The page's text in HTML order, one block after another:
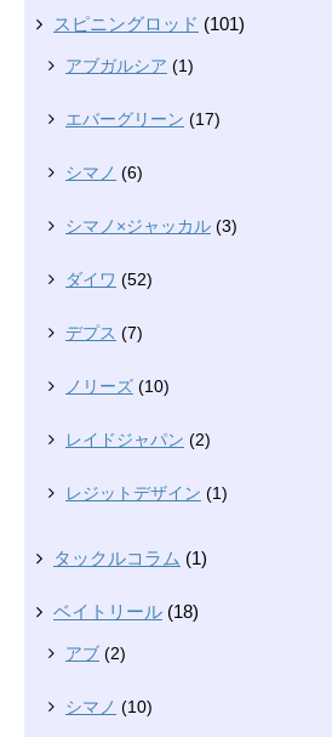
スピニングロッド (101)
アブガルシア (1)
エバーグリーン (17)
シマノ (6)
シマノ×ジャッカル (3)
ダイワ (52)
デプス (7)
ノリーズ (10)
レイドジャパン (2)
レジットデザイン (1)
タックルコラム (1)
ベイトリール (18)
アブ (2)
シマノ (10)